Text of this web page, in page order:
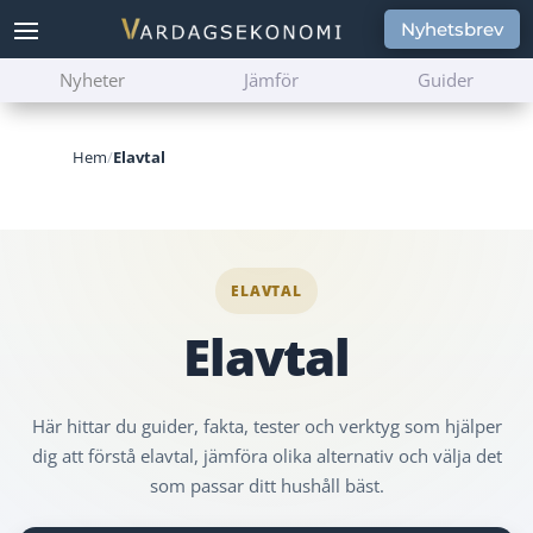
Nyhetsbrev
Nyheter Jämför Guider
Hem/Elavtal
ELAVTAL
Elavtal
Här hittar du guider, fakta, tester och verktyg som hjälper
dig att förstå elavtal, jämföra olika alternativ och välja det
som passar ditt hushåll bäst.